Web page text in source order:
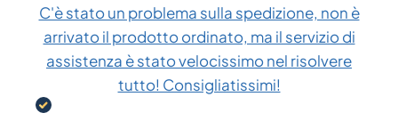
C'è stato un problema sulla spedizione, non è
arrivato il prodotto ordinato, ma il servizio di
assistenza è stato velocissimo nel risolvere
tutto! Consigliatissimi!